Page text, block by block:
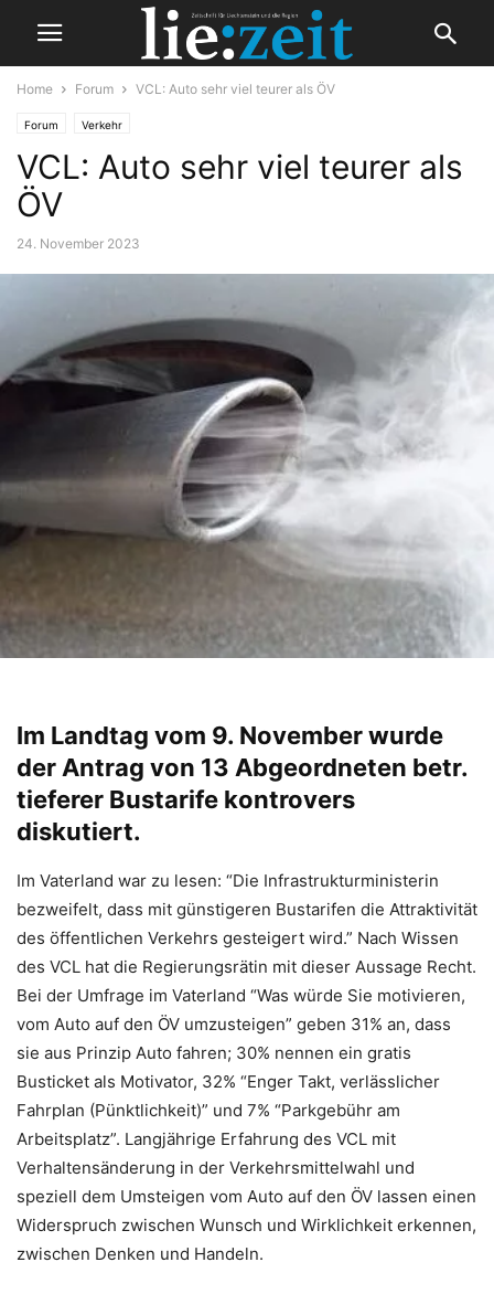
Home Forum VCL: Auto sehr viel teurer als ÖV
Forum Verkehr
VCL: Auto sehr viel teurer als
ÖV
24. November 2023
Im Landtag vom 9. November wurde
der Antrag von 13 Abgeordneten betr.
tieferer Bustarife kontrovers
diskutiert.
Im Vaterland war zu lesen: “Die Infrastrukturministerin
bezweifelt, dass mit günstigeren Bustarifen die Attraktivität
des öffentlichen Verkehrs gesteigert wird.” Nach Wissen
des VCL hat die Regierungsrätin mit dieser Aussage Recht.
Bei der Umfrage im Vaterland “Was würde Sie motivieren,
vom Auto auf den ÖV umzusteigen” geben 31% an, dass
sie aus Prinzip Auto fahren; 30% nennen ein gratis
Busticket als Motivator, 32% “Enger Takt, verlässlicher
Fahrplan (Pünktlichkeit)” und 7% “Parkgebühr am
Arbeitsplatz”. Langjährige Erfahrung des VCL mit
Verhaltensänderung in der Verkehrsmittelwahl und
speziell dem Umsteigen vom Auto auf den ÖV lassen einen
Widerspruch zwischen Wunsch und Wirklichkeit erkennen,
zwischen Denken und Handeln.